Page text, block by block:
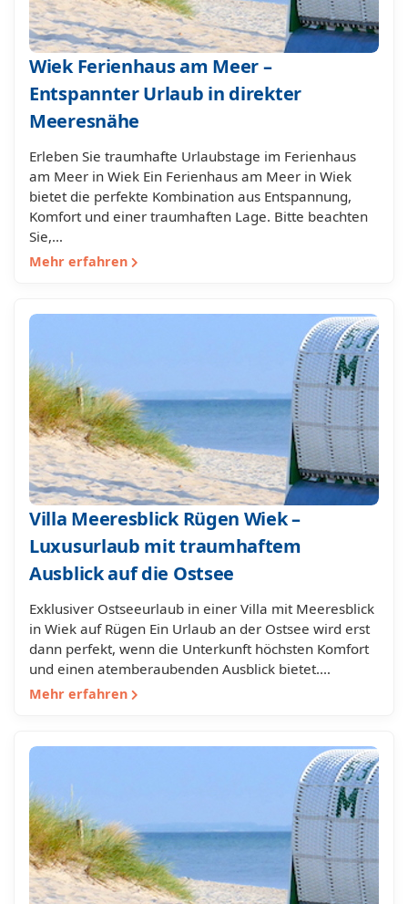
Wiek Ferienhaus am Meer –
Entspannter Urlaub in direkter
Meeresnähe
Erleben Sie traumhafte Urlaubstage im Ferienhaus
am Meer in Wiek Ein Ferienhaus am Meer in Wiek
bietet die perfekte Kombination aus Entspannung,
Komfort und einer traumhaften Lage. Bitte beachten
Sie,…
Mehr erfahren
Villa Meeresblick Rügen Wiek –
Luxusurlaub mit traumhaftem
Ausblick auf die Ostsee
Exklusiver Ostseeurlaub in einer Villa mit Meeresblick
in Wiek auf Rügen Ein Urlaub an der Ostsee wird erst
dann perfekt, wenn die Unterkunft höchsten Komfort
und einen atemberaubenden Ausblick bietet.…
Mehr erfahren